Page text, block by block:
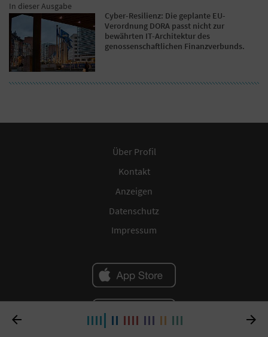
In dieser Ausgabe
Cyber-Resilienz: Die geplante EU-
Verordnung DORA passt nicht zur
bewährten IT-Architektur des
genossenschaftlichen Finanzverbunds.
 
Über Profil
Kontakt
Anzeigen
Datenschutz
Impressum